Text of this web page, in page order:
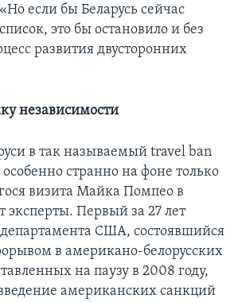
если бы Беларусь сейчас
это бы остановило и без
развития двусторонних
независимости
в так называемый travel ban
странно на фоне только
визита Майка Помпео в
Первый за 27 лет
США, состоявшийся
в американо-белорусских
на паузу в 2008 году,
американских санкций